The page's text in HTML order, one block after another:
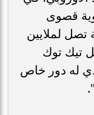
قصوى
تصل لملايين
تيك توك
له دور خاص